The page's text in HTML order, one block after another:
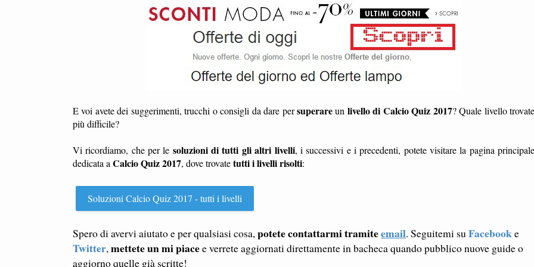
E voi avete dei suggerimenti, trucchi o consigli da dare persuperareun livello di Calcio Quiz 2017? Quale livello
più difficile?
Vi ricordiamo, che per le soluzioni di tutti gli altri livelli, i successivi e i precedenti, potete visitare la pagina principale
dedicata aCalcio Quiz 2017, dove trovatetutti i livelli risolti:
Soluzioni Calcio Quiz 2017 - tutti i livelli
Spero di avervi aiutato e per qualsiasi cosa,potete contattarmi tramiteemail. Seguitemi suFacebooke
Twitter,mettete un mi piacee verrete aggiornati direttamente in bacheca quando pubblico nuove guide o
aggiorno quelle già scritte!